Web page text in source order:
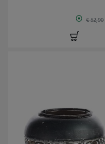
€ 52,90